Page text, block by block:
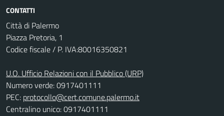
CONTATTI
Città di Palermo
Piazza Pretoria, 1
Codice fiscale / P. IVA:80016350821
U.O. Ufficio Relazioni con il Pubblico (URP)
Numero verde: 0917401111
PEC: protocollo@cert.comune.palermo.it
Centralino unico: 0917401111